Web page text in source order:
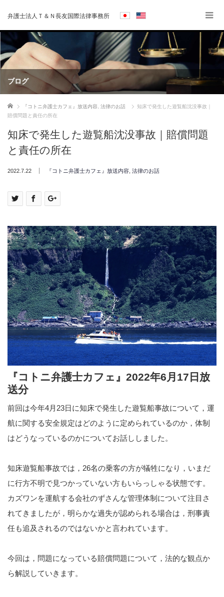
弁護士法人Ｔ＆Ｎ長友国際法律事務所
ブログ
ホーム 『コトニ弁護士カフェ』放送内容 法律のお話
知床で発生した遊覧船沈没事故｜
賠償問題と責任の所在
知床で発生した遊覧船沈没事故｜賠償問題
と責任の所在
2022.7.22 『コトニ弁護士カフェ』放送内容 法律のお話
『コトニ弁護士カフェ』2022年6月17日放
送分
前回は今年4月23日に知床で発生した遊覧船事故について，運
航に関する安全規定はどのように定められているのか，体制
はどうなっているのかについてお話ししました。
知床遊覧船事故では，26名の乗客の方が犠牲になり，いまだ
に行方不明で見つかっていない方もいらっしゃる状態です。
カズワンを運航する会社のずさんな管理体制について注目さ
れてきましたが，明らかな過失が認められる場合は，刑事責
任も追及されるのではないかと言われています。
今回は，問題になっている賠償問題について，法的な観点か
ら解説していきます。